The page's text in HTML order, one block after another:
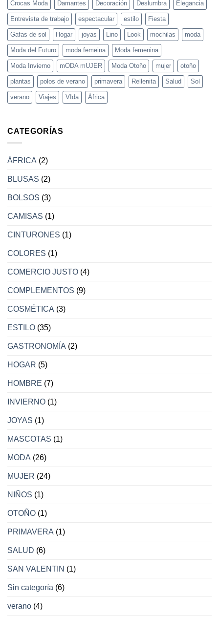
Moda
Crocas Moda Damantes Decoración Deslumbra Elegancia
Entrevista de trabajo espectacular estilo Fiesta
Gafas de sol Hogar joyas Lino Look mochilas moda
Moda del Futuro moda femeina Moda femenina
Moda Invierno mODA mUJER Moda Otoño mujer otoño
plantas polos de verano primavera Rellenita Salud Sol
verano Viajes VIda África
CATEGORÍAS
ÁFRICA (2)
BLUSAS (2)
BOLSOS (3)
CAMISAS (1)
CINTURONES (1)
COLORES (1)
COMERCIO JUSTO (4)
COMPLEMENTOS (9)
COSMÉTICA (3)
ESTILO (35)
GASTRONOMÍA (2)
HOGAR (5)
HOMBRE (7)
INVIERNO (1)
JOYAS (1)
MASCOTAS (1)
MODA (26)
MUJER (24)
NIÑOS (1)
OTOÑO (1)
PRIMAVERA (1)
SALUD (6)
SAN VALENTIN (1)
Sin categoría (6)
verano (4)